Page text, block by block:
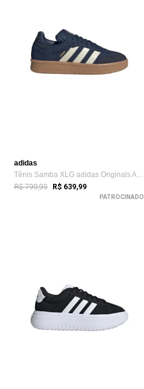
adidas
Tênis Samba XLG adidas Originals Azul
R$ 799,99 R$ 639,99
PATROCINADO